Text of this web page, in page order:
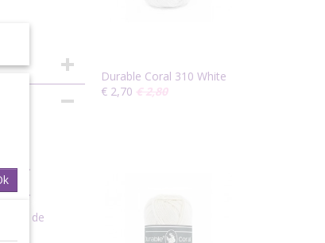
voor de
Durable Coral 310 White
€ 2,70 € 2,80